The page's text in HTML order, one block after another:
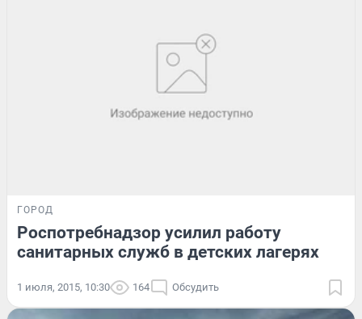
ГОРОД
Роспотребнадзор усилил работу
санитарных служб в детских лагерях
1 июля, 2015, 10:30 164 Обсудить